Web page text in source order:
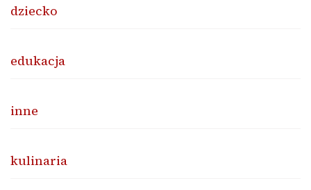
dziecko
edukacja
inne
kulinaria